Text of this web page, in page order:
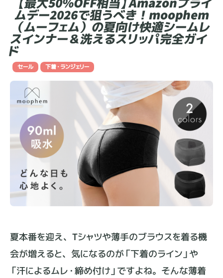
ムデー2026で狙うべき！moophem
（ムーフェム）の夏向け快適シームレ
スインナー＆洗えるスリッパ完全ガイ
ド
セール 下着・ランジェリー
夏本番を迎え、Tシャツや薄手のブラウスを着る機
会が増えると、気になるのが「下着のライン」や
「汗によるムレ・締め付け」ですよね。そんな薄着